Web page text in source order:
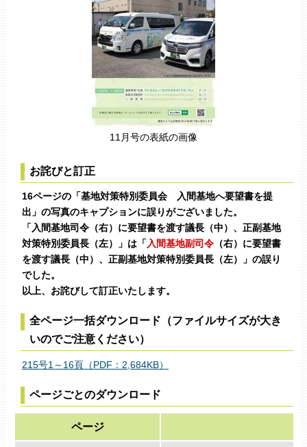
11月号の表紙の画像
お詫びと訂正
16ページの「基地対策特別委員会 入間基地へ要望書を提
出」の写真のキャプションに誤りがございました。
「入間基地司令（右）に要望書を渡す議長（中）、正副基地
対策特別委員長（左）」は「 入間基地副司令（右）に要望書
を渡す議長（中）、正副基地対策特別委員長（左）」の誤り
でした。
以上、お詫びして訂正いたします。
全ページ一括ダウンロード（ファイルサイズが大き
いのでご注意ください）
215号1～16頁（PDF：2,684KB）
ページごとのダウンロード
ページ